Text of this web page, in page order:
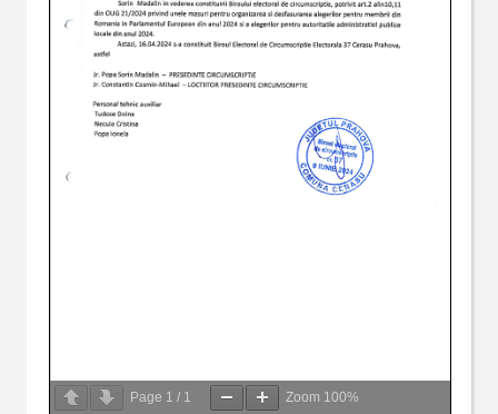
Page 1 / 1 Zoom 100%